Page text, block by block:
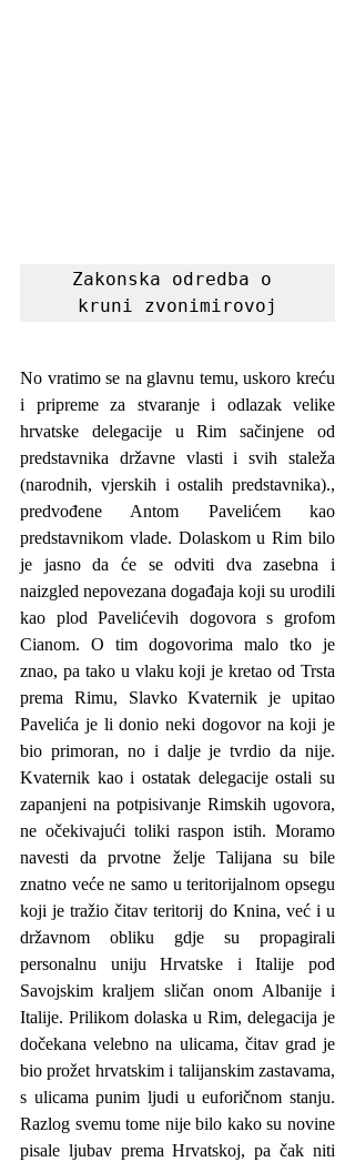
Zakonska odredba o
kruni zvonimirovoj
No vratimo se na glavnu temu, uskoro kreću
i pripreme za stvaranje i odlazak velike
hrvatske delegacije u Rim sačinjene od
predstavnika državne vlasti i svih staleža
(narodnih, vjerskih i ostalih predstavnika).,
predvođene Antom Pavelićem kao
predstavnikom vlade. Dolaskom u Rim bilo
je jasno da će se odviti dva zasebna i
naizgled nepovezana događaja koji su urodili
kao plod Pavelićevih dogovora s grofom
Cianom. O tim dogovorima malo tko je
znao, pa tako u vlaku koji je kretao od Trsta
prema Rimu, Slavko Kvaternik je upitao
Pavelića je li donio neki dogovor na koji je
bio primoran, no i dalje je tvrdio da nije.
Kvaternik kao i ostatak delegacije ostali su
zapanjeni na potpisivanje Rimskih ugovora,
ne očekivajući toliki raspon istih. Moramo
navesti da prvotne želje Talijana su bile
znatno veće ne samo u teritorijalnom opsegu
koji je tražio čitav teritorij do Knina, već i u
državnom obliku gdje su propagirali
personalnu uniju Hrvatske i Italije pod
Savojskim kraljem sličan onom Albanije i
Italije. Prilikom dolaska u Rim, delegacija je
dočekana velebno na ulicama, čitav grad je
bio prožet hrvatskim i talijanskim zastavama,
s ulicama punim ljudi u euforičnom stanju.
Razlog svemu tome nije bilo kako su novine
pisale ljubav prema Hrvatskoj, pa čak niti